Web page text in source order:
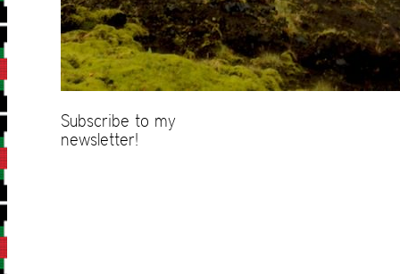
Subscribe to my
newsletter!